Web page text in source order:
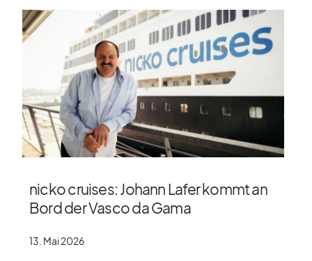
nicko cruises: Johann Lafer kommt an
Bord der Vasco da Gama
13. Mai 2026